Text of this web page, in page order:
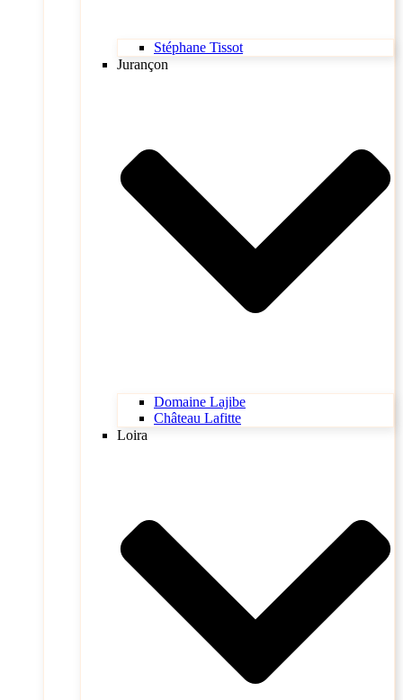
Stéphane Tissot
Jurançon
Domaine Lajibe
Château Lafitte
Loira